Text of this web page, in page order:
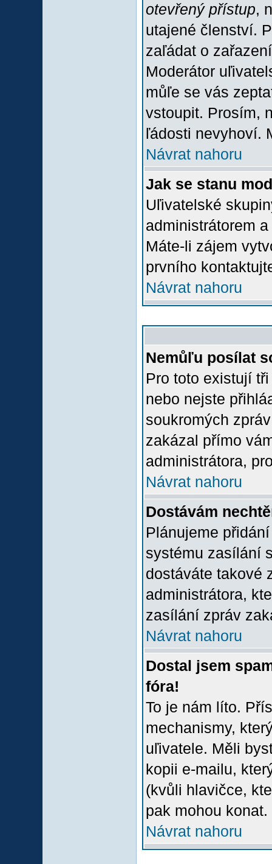
otevřený přístup,
utajené členství.
zaľádat o
Moderátor
můľe se vás
vstoupit. Prosím,
ľádosti nevyhoví.
Návrat nahoru
Jak se stanu
Uľivatelské
administrátorem
Máte-li zájem
prvního
Návrat nahoru
Nemůľu posílat
Pro toto existují
nebo nejste
soukromých
zakázal přímo
administrátora,
Návrat nahoru
Dostávám
Plánujeme
systému zasílání
dostáváte takové
administrátora,
zasílání zpráv
Návrat nahoru
Dostal jsem
fóra!
To je nám líto.
mechanismy,
uľivatele. Měli
kopii e-mailu,
(kvůli hlavičce,
pak mohou konat.
Návrat nahoru